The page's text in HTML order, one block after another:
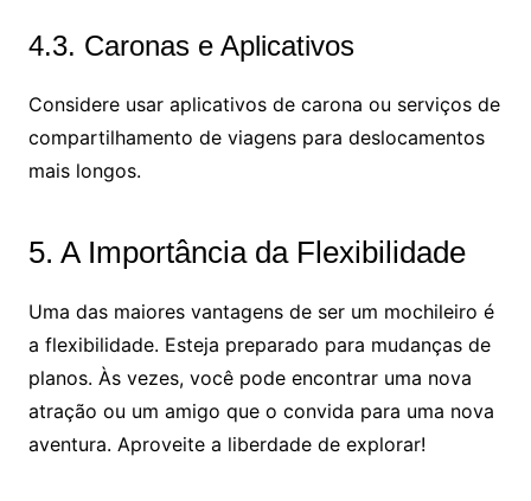
4.3. Caronas e Aplicativos
Considere usar aplicativos de carona ou serviços de
compartilhamento de viagens para deslocamentos
mais longos.
5. A Importância da Flexibilidade
Uma das maiores vantagens de ser um mochileiro é
a flexibilidade. Esteja preparado para mudanças de
planos. Às vezes, você pode encontrar uma nova
atração ou um amigo que o convida para uma nova
aventura. Aproveite a liberdade de explorar!